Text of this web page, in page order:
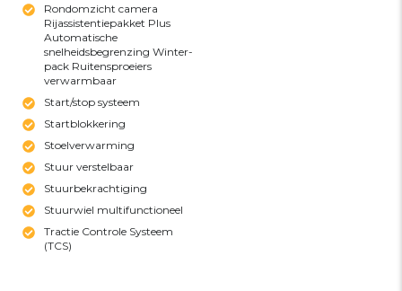
Rondomzicht camera
Rijassistentiepakket Plus
Automatische
snelheidsbegrenzing Winter-
pack Ruitensproeiers
verwarmbaar
Start/stop systeem
Startblokkering
Stoelverwarming
Stuur verstelbaar
Stuurbekrachtiging
Stuurwiel multifunctioneel
Tractie Controle Systeem
(TCS)